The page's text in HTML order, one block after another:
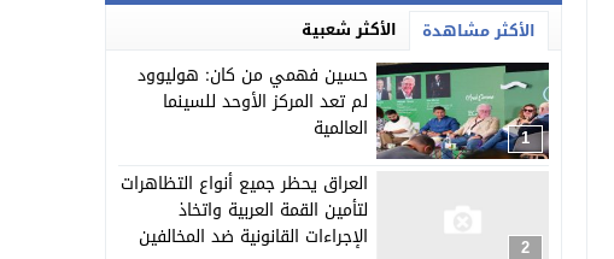
الأكثر مشاهدة الأكثر شعبية
1
حسين فهمي من كان: هوليوود
لم تعد المركز الأوحد للسينما
العالمية
2
العراق يحظر جميع أنواع التظاهرات
لتأمين القمة العربية واتخاذ
الإجراءات القانونية ضد المخالفين